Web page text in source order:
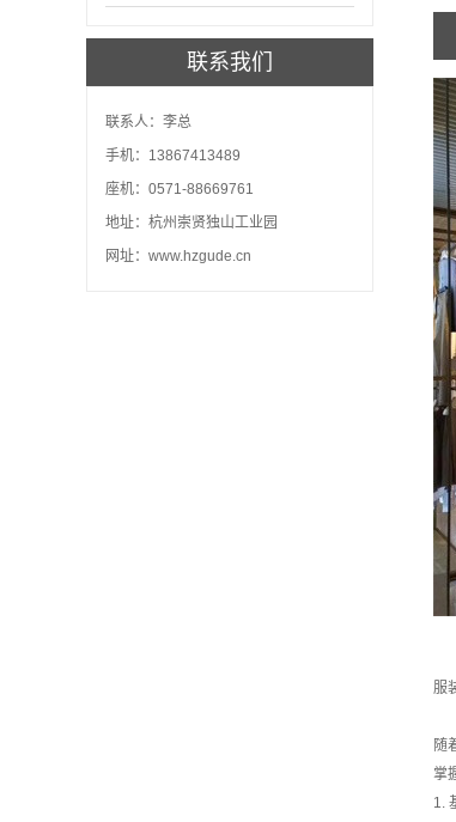
联系我们
联系人：李总
手机：13867413489
座机：0571-88669761
地址：杭州崇贤独山工业园
网址：www.hzgude.cn
服
随
掌
1.